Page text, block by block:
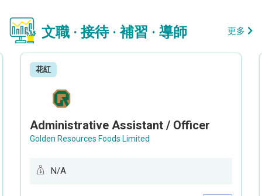
文職 · 接待 · 補習 · 導師 更多
花紅
Administrative Assistant / Officer
Golden Resources Foods Limited
N/A